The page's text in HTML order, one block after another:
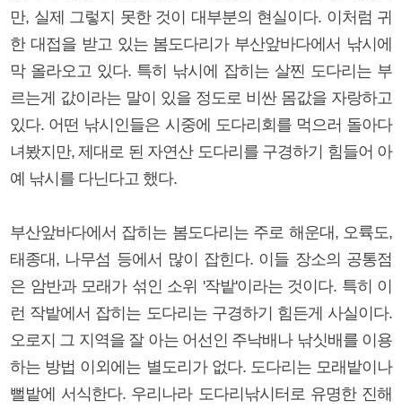
만, 실제 그렇지 못한 것이 대부분의 현실이다. 이처럼 귀
한 대접을 받고 있는 봄도다리가 부산앞바다에서 낚시에
막 올라오고 있다. 특히 낚시에 잡히는 살찐 도다리는 부
르는게 값이라는 말이 있을 정도로 비싼 몸값을 자랑하고
있다. 어떤 낚시인들은 시중에 도다리회를 먹으러 돌아다
녀봤지만, 제대로 된 자연산 도다리를 구경하기 힘들어 아
예 낚시를 다닌다고 했다.
부산앞바다에서 잡히는 봄도다리는 주로 해운대, 오륙도,
태종대, 나무섬 등에서 많이 잡힌다. 이들 장소의 공통점
은 암반과 모래가 섞인 소위 '작밭'이라는 것이다. 특히 이
런 작밭에서 잡히는 도다리는 구경하기 힘든게 사실이다.
오로지 그 지역을 잘 아는 어선인 주낙배나 낚싯배를 이용
하는 방법 이외에는 별도리가 없다. 도다리는 모래밭이나
뻘밭에 서식한다. 우리나라 도다리낚시터로 유명한 진해